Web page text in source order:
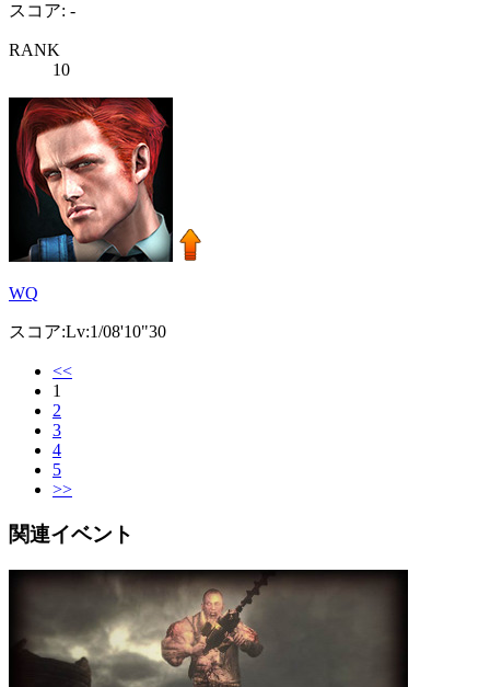
スコア: -
RANK
10
WQ
スコア:Lv:1/08'10"30
<<
1
2
3
4
5
>>
関連イベント